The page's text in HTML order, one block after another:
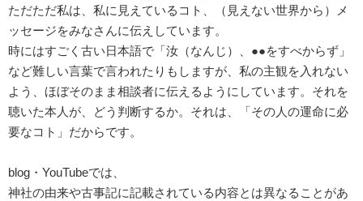
ただただ私は、私に見えているコト、（見えない世界から）メ
ッセージをみなさんに伝えしています。
時にはすごく古い日本語で「汝（なんじ）、●●をすべからず」
など難しい言葉で言われたりもしますが、私の主観を入れない
よう、ほぼそのまま相談者に伝えるようにしています。それを
聴いた本人が、どう判断するか。それは、「その人の運命に必
要なコト」だからです。
blog・YouTubeでは、
神社の由来や古事記に記載されている内容とは異なることがあ